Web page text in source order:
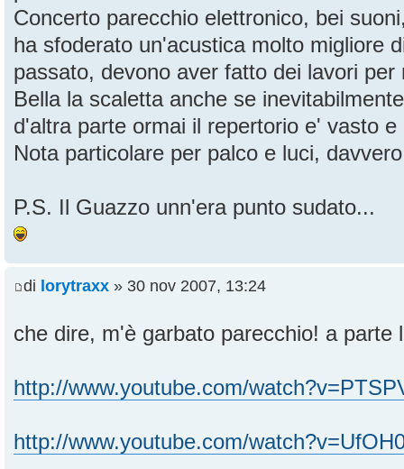
Concerto parecchio elettronico, bei
ha sfoderato un'acustica molto migliore
passato, devono aver fatto dei lavori per
Bella la scaletta anche se
d'altra parte ormai il repertorio e' vasto e
Nota particolare per palco e luci,
P.S. Il Guazzo unn'era punto sudato...
di lorytraxx » 30 nov 2007, 13:24
che dire, m'è garbato parecchio! a
http://www.youtube.com/
http://www.youtube.com/